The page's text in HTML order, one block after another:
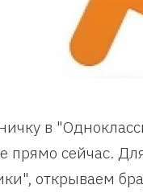
в
прямо сейчас.
открываем